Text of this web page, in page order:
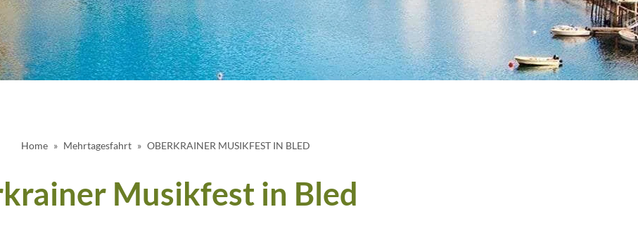
Home Mehrtagesfahrt OBERKRAINER MUSIKFEST IN BLED
Musikfest in Bled